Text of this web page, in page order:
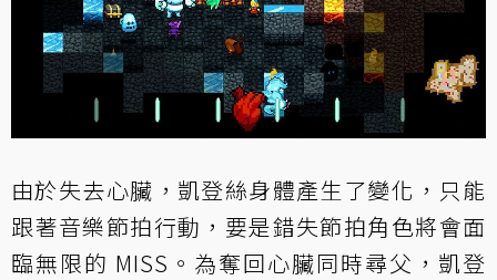
由於失去心臟，凱登絲身體產生了變化，只能
跟著音樂節拍行動，要是錯失節拍角色將會面
臨無限的 MISS。為奪回心臟同時尋父，凱登